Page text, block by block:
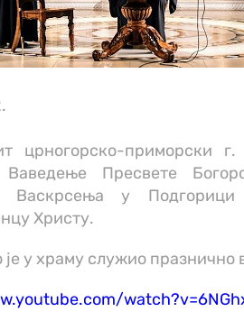
црногорско-приморски
Ваведење Пресвете
Васкрсења у
Христу.
је у храму служио празнично